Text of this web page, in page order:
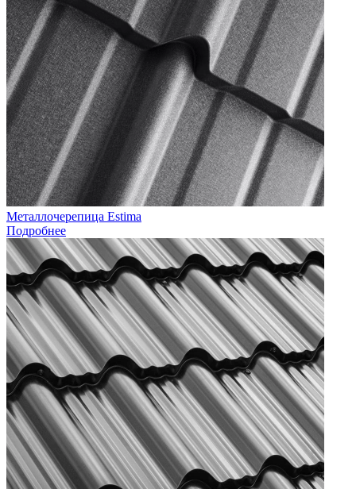
Металлочерепица Estima
Подробнее